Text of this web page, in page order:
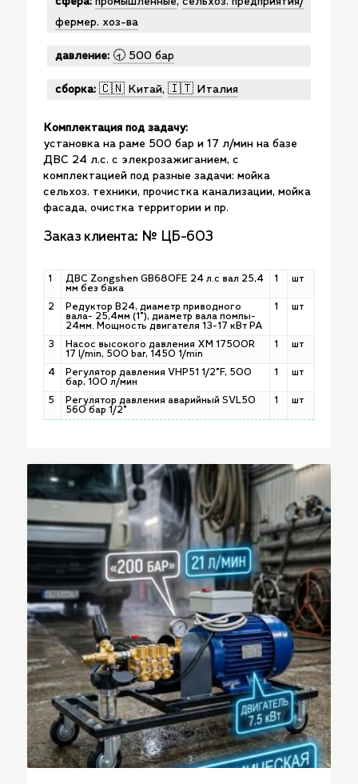
фермер. хоз-ва
давление: 🕣 500 бар
сборка: 🇨🇳 Китай, 🇮🇹 Италия
Комплектация под задачу:
установка на раме 500 бар и 17 л/мин на базе
ДВС 24 л.с. с элекрозажиганием, с
комплектацией под разные задачи: мойка
сельхоз. техники, прочистка канализации, мойка
фасада, очистка территории и пр.
Заказ клиента: № ЦБ-603
1
ДВС Zongshen GB680FE 24 л.с вал 25,4
мм без бака
1 шт
2
Редуктор B24, диаметр приводного
вала- 25,4мм (1"), диаметр вала помпы-
24мм. Мощность двигателя 13-17 кВт РА
1 шт
3
Насос высокого давления ХM 17500R
17 l/min, 500 bar, 1450 1/min
1 шт
4
Регулятор давления VHP51 1/2"F, 500
бар, 100 л/мин
1 шт
5
Регулятор давления аварийный SVL50
560 бар 1/2"
1 шт